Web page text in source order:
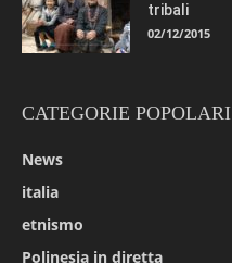
tribali
02/12/2015
CATEGORIE POPOLARI
News
italia
etnismo
Polinesia in diretta